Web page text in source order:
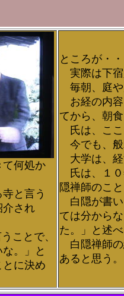
て何処か
と言う
介され
ことで、
。」と
に決め
ところが・
実際は下宿
毎朝、庭や
お経の内容
てから、朝
氏は、ここ
今でも、般
大学は、経
氏は、１０
隠禅師のこ
白隠が書い
ては分から
た。」と述
白隠禅師の
あると思う